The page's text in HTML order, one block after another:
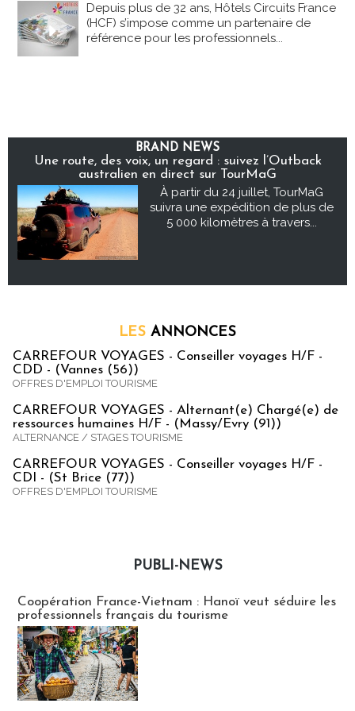
Depuis plus de 32 ans, Hôtels Circuits France
(HCF) s’impose comme un partenaire de
référence pour les professionnels...
BRAND NEWS
Une route, des voix, un regard : suivez l’Outback
australien en direct sur TourMaG
À partir du 24 juillet, TourMaG
suivra une expédition de plus de
5 000 kilomètres à travers...
LES ANNONCES
CARREFOUR VOYAGES - Conseiller voyages H/F -
CDD - (Vannes (56))
OFFRES D'EMPLOI TOURISME
CARREFOUR VOYAGES - Alternant(e) Chargé(e) de
ressources humaines H/F - (Massy/Evry (91))
ALTERNANCE / STAGES TOURISME
CARREFOUR VOYAGES - Conseiller voyages H/F -
CDI - (St Brice (77))
OFFRES D'EMPLOI TOURISME
PUBLI-NEWS
Coopération France-Vietnam : Hanoï veut séduire les
professionnels français du tourisme